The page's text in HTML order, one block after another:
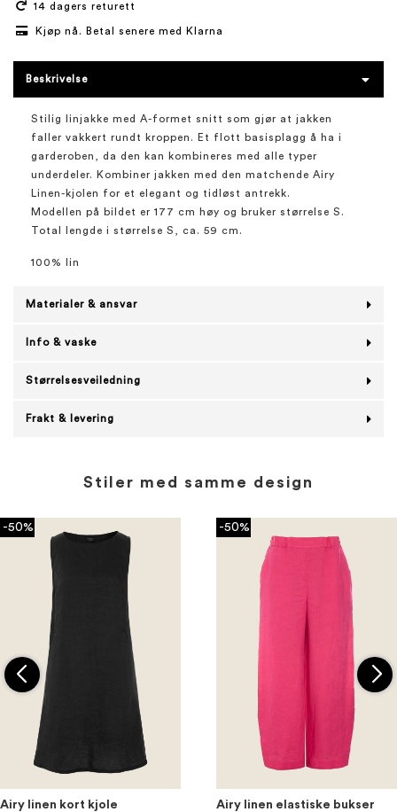
14 dagers returett
Kjøp nå. Betal senere med Klarna
Beskrivelse
Stilig linjakke med A-formet snitt som gjør at jakken
faller vakkert rundt kroppen. Et flott basisplagg å ha i
garderoben, da den kan kombineres med alle typer
underdeler. Kombiner jakken med den matchende Airy
Linen-kjolen for et elegant og tidløst antrekk.
Modellen på bildet er 177 cm høy og bruker størrelse S.
Total lengde i størrelse S, ca. 59 cm.
100% lin
Materialer & ansvar
Info & vaske
Størrelsesveiledning
Frakt & levering
Stiler med samme design
-50%
Airy linen kort kjole
-50%
Airy linen elastiske bukser